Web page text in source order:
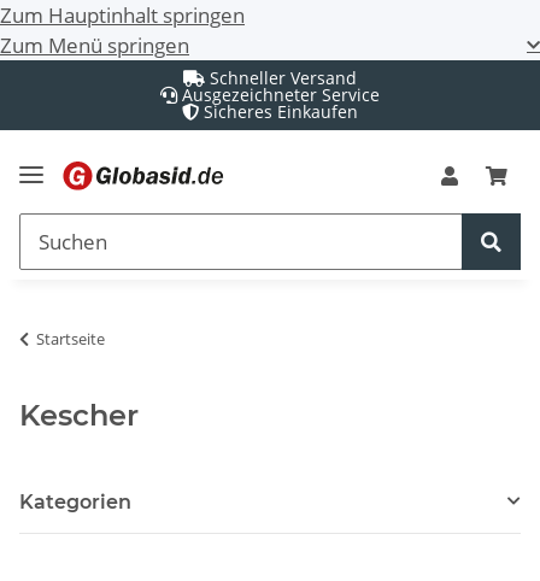
Zum Hauptinhalt springen
Zum Menü springen
Schneller Versand
Ausgezeichneter Service
Sicheres Einkaufen
Startseite
Kescher
Kategorien